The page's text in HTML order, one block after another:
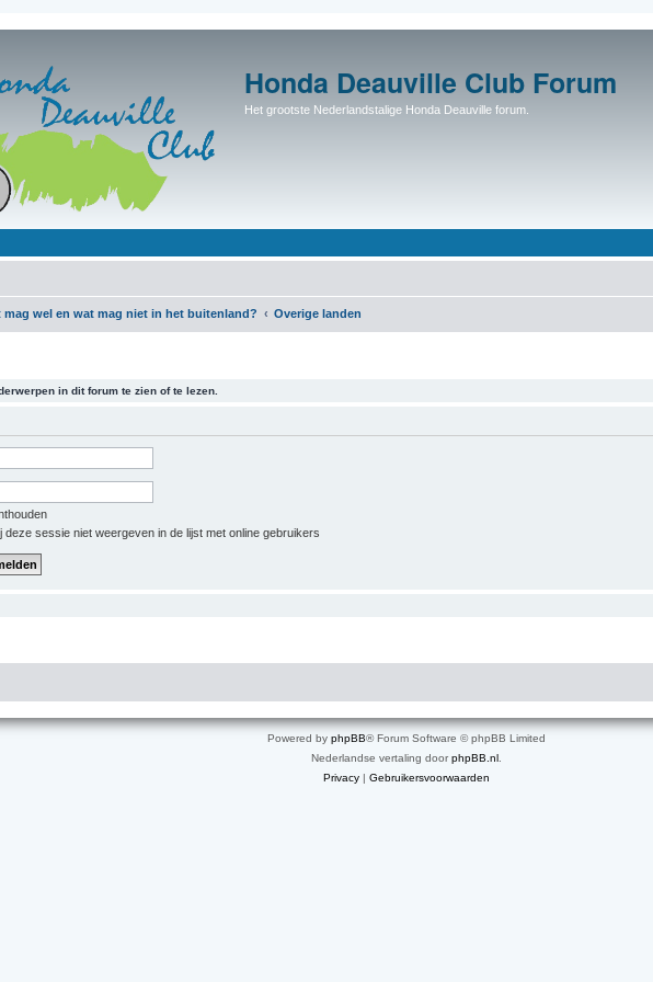
Honda Deauville Club Forum
Het grootste Nederlandstalige Honda Deauville forum.
mag wel en wat mag niet in het buitenland? Overige landen
in dit forum te zien of te lezen.
deze sessie niet weergeven in de lijst met online gebruikers
Powered by phpBB® Forum Software © phpBB Limited
Nederlandse vertaling doorphpBB.nl
Privacy | Gebruikersvoorwaarden